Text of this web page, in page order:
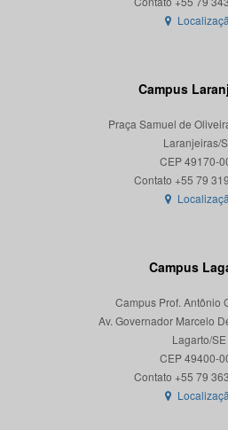
Campus
Praça Samuel de
Laranjeiras/
CEP 49170-
Campus
Campus Prof. Antônio
Av. Governador Marcelo
Lagarto/SE
CEP 49400-